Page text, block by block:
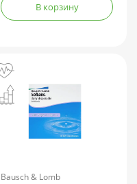
В корзину
Bausch & Lomb